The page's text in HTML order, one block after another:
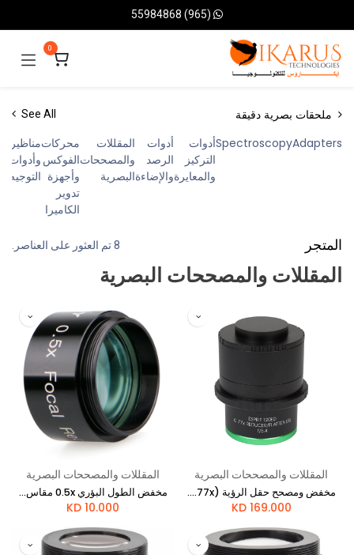
(965) 55984868
0
ملحقات بصرية دقيقة See All
Adapters
Spectroscopyأدوات
التركيز
والمعايرة
أدوات
الرصد
والإضاءة
المقللات
والمصححات
البصرية
محركات
الفوكس
وأجهزة
تدوير
الكاميرا
مناظير
وأدوات
التوجيه
المتجر 8 تم العثور على العناصر.
المقللات والمصححات البصرية
المقللات والمصححات البصرية
مخفض ومصحح حقل الرؤية (0.77x) لتلسكوب Esprit 120
169.000
KD
المقللات والمصححات البصرية
مخفض الطول البؤري 0.5x مقاس 1.25 بوصة للتلسكوبات الفلكية
10.000